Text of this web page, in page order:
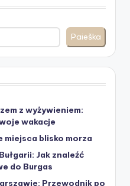
Paieška
z wyżywieniem:
wakacje
miejsca blisko morza
Jak znaleźć
do Burgas
Przewodnik po